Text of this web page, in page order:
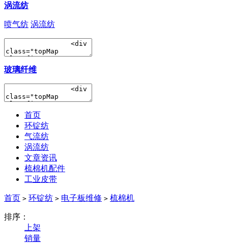
涡流纺
喷气纺 涡流纺
玻璃纤维
首页
环锭纺
气流纺
涡流纺
文章资讯
梳棉机配件
工业皮带
首页 > 环锭纺 > 电子板维修 > 梳棉机
排序：
上架
销量